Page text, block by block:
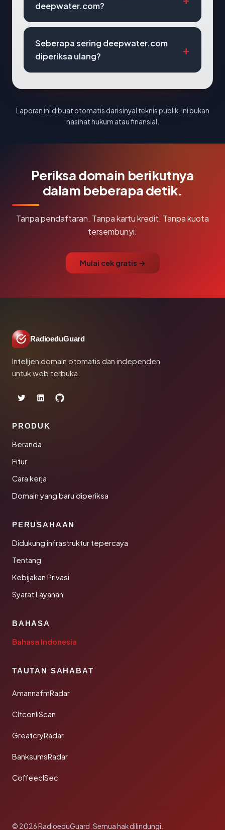
deepwater.com?
Seberapa sering deepwater.com
diperiksa ulang?
Laporan ini dibuat otomatis dari sinyal teknis publik. Ini bukan
nasihat hukum atau finansial.
Periksa domain berikutnya
dalam beberapa detik.
Tanpa pendaftaran. Tanpa kartu kredit. Tanpa kuota
tersembunyi.
Mulai cek gratis →
RadioeduGuard
Intelijen domain otomatis dan independen
untuk web terbuka.
PRODUK
Beranda
Fitur
Cara kerja
Domain yang baru diperiksa
PERUSAHAAN
Didukung infrastruktur tepercaya
Tentang
Kebijakan Privasi
Syarat Layanan
BAHASA
Bahasa Indonesia
TAUTAN SAHABAT
AmannafmRadar
CltconliScan
GreatcryRadar
BanksumsRadar
CoffeeclSec
© 2026 RadioeduGuard. Semua hak dilindungi.